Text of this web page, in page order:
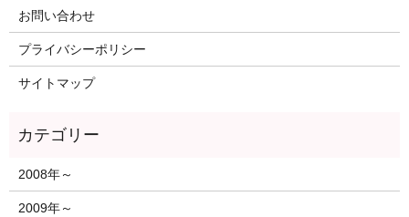
お問い合わせ
プライバシーポリシー
サイトマップ
2008年～
2009年～